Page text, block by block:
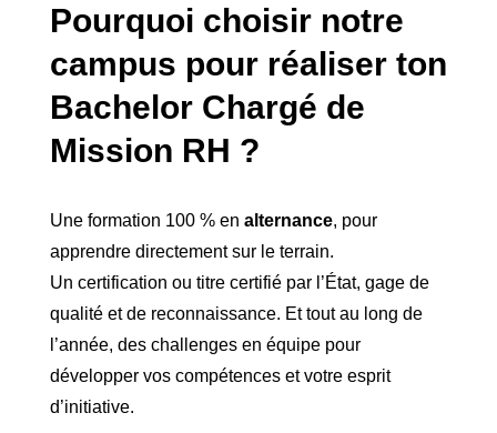
Pourquoi choisir notre
campus pour réaliser ton
Bachelor Chargé de
Mission RH ?
Une formation 100 % en alternance, pour
apprendre directement sur le terrain.
Un certification ou titre certifié par l’État, gage de
qualité et de reconnaissance. Et tout au long de
l’année, des challenges en équipe pour
développer vos compétences et votre esprit
d’initiative.